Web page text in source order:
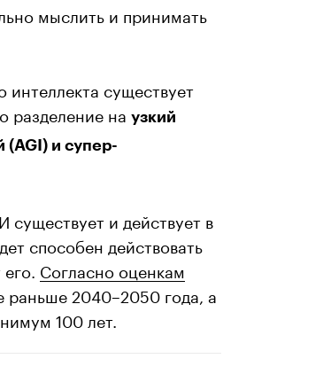
мыслить и принимать
интеллекта существует
разделение на узкий
и супер-
и действует в
способен действовать
Согласно оценкам
раньше 2040–2050 года, а
100 лет.